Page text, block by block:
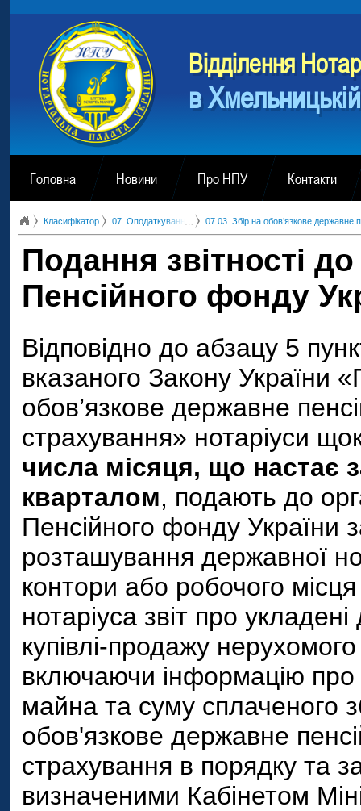
Вiддiлення
в
Головна Новини Про НПУ Контакти
Класифікатор 07. Оподаткування, обов’язкові та інші платежі
07.03. Збір на обов’язкове державне
Подання звітності до
Пенсійного фонду
Відповідно до абзацу 5
вказаного Закону України
обов’язкове державне
страхування» нотаріуси
числа місяця, що настає
кварталом, подають до
Пенсійного фонду України
розташування державної
контори або робочого
нотаріуса звіт про
купівлі-продажу
включаючи інформацію про
майна та суму сплаченого
обов'язкове державне
страхування в порядку та
визначеними Кабінетом